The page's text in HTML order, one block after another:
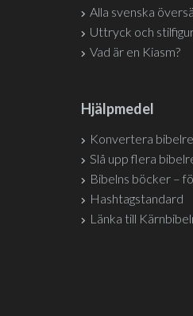
Alla svenska
Uttryck och
Vad är en Kiasm?
Hjälpmedel
Konvertera
Slå upp flera
Bibelns böcker –
Hashtagstandard
Länka till